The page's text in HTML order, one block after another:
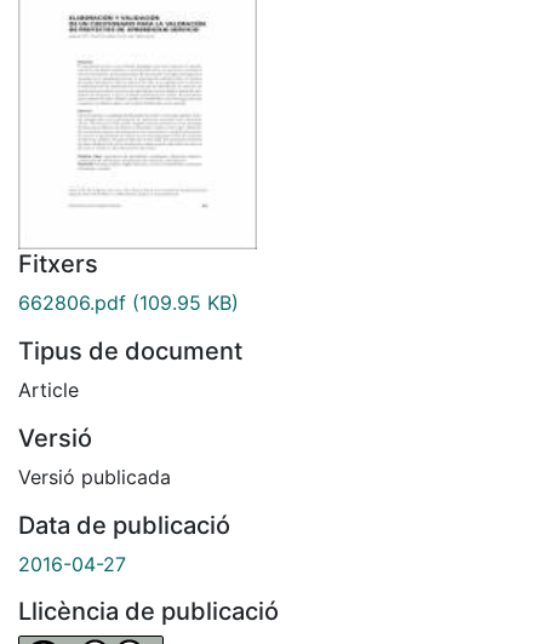
Fitxers
662806.pdf (109.95 KB)
Tipus de document
Article
Versió
Versió publicada
Data de publicació
2016-04-27
Llicència de publicació